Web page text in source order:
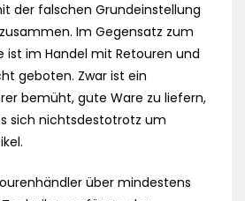
der falschen Grundeinstellung
Im Gegensatz zum
ist im Handel mit Retouren und
geboten. Zwar ist ein
bemüht, gute Ware zu liefern,
sich nichtsdestotrotz um
über mindestens